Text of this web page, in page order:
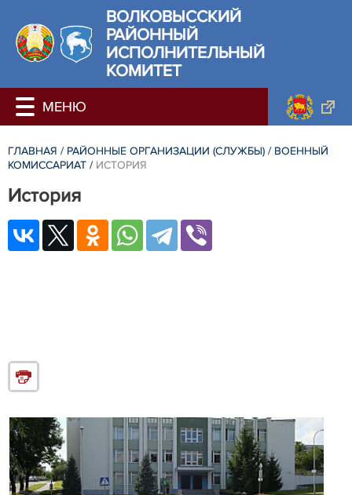
ВОЛКОВЫССКИЙ
РАЙОННЫЙ
ИСПОЛНИТЕЛЬНЫЙ
КОМИТЕТ
ГЛАВНАЯ / РАЙОННЫЕ ОРГАНИЗАЦИИ (СЛУЖБЫ) / ВОЕННЫЙ
КОМИССАРИАТ / ИСТОРИЯ
История